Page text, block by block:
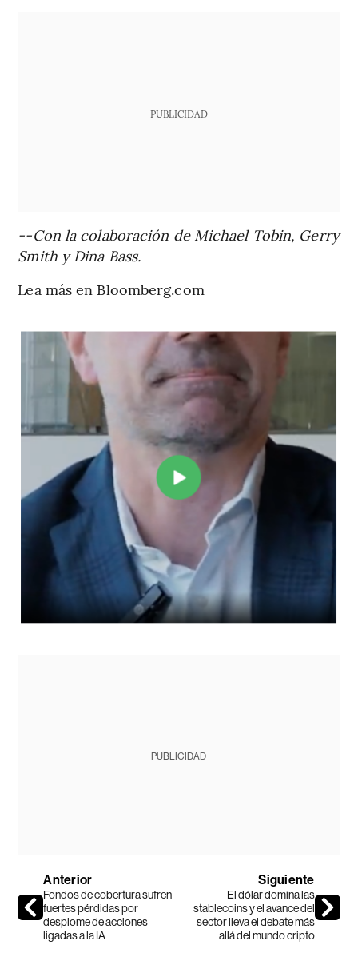
PUBLICIDAD
--Con la colaboración de Michael Tobin, Gerry
Smith y Dina Bass.
Lea más en Bloomberg.com
PUBLICIDAD
Anterior
Fondos de cobertura sufren
fuertes pérdidas por
desplome de acciones
ligadas a la IA
Siguiente
El dólar domina las
stablecoins y el avance del
sector lleva el debate más
allá del mundo cripto